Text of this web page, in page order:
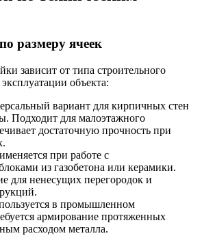
размеру ячеек
зависит от типа строительного
объекта:
вариант для кирпичных стен
Подходит для малоэтажного
достаточную прочность при
при работе с
из газобетона или керамики.
для ненесущих перегородок и
в промышленном
армирование протяженных
расходом металла.